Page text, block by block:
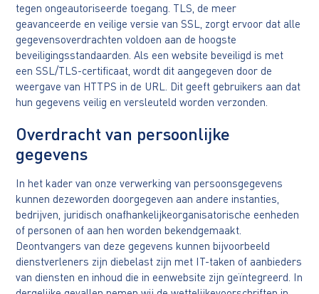
tegen ongeautoriseerde toegang. TLS, de meer
geavanceerde en veilige versie van SSL, zorgt ervoor dat alle
gegevensoverdrachten voldoen aan de hoogste
beveiligingsstandaarden. Als een website beveiligd is met
een SSL/TLS-certificaat, wordt dit aangegeven door de
weergave van HTTPS in de URL. Dit geeft gebruikers aan dat
hun gegevens veilig en versleuteld worden verzonden.
Overdracht van persoonlijke
gegevens
In het kader van onze verwerking van persoonsgegevens
kunnen dezeworden doorgegeven aan andere instanties,
bedrijven, juridisch onafhankelijkeorganisatorische eenheden
of personen of aan hen worden bekendgemaakt.
Deontvangers van deze gegevens kunnen bijvoorbeeld
dienstverleners zijn diebelast zijn met IT-taken of aanbieders
van diensten en inhoud die in eenwebsite zijn geïntegreerd. In